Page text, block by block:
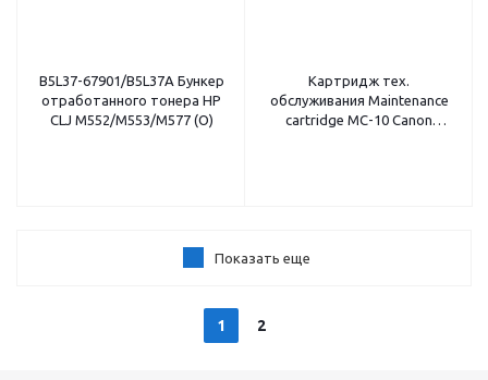
B5L37-67901/B5L37A Бункер
отработанного тонера HP
CLJ M552/M553/M577 (O)
Картридж тех.
обслуживания Maintenance
cartridge MC-10 Canon
Показать еще
1 2